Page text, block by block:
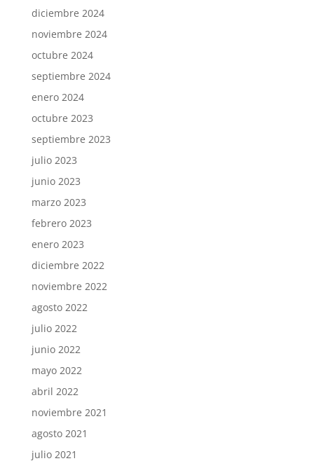
diciembre 2024
noviembre 2024
octubre 2024
septiembre 2024
enero 2024
octubre 2023
septiembre 2023
julio 2023
junio 2023
marzo 2023
febrero 2023
enero 2023
diciembre 2022
noviembre 2022
agosto 2022
julio 2022
junio 2022
mayo 2022
abril 2022
noviembre 2021
agosto 2021
julio 2021